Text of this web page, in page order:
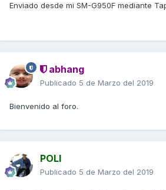
Enviado desde mi SM-G950F mediante
abhang
Publicado 5 de Marzo del 2019
Bienvenido al foro.
POLI
Publicado 5 de Marzo del 2019